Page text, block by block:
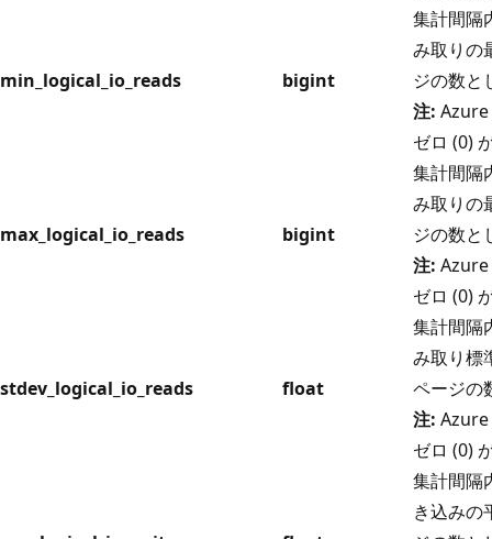
min_logical_io_reads bigint
集計間隔
み取りの
ジの数と
注: Azure
ゼロ (0)
max_logical_io_reads bigint
集計間隔
み取りの
ジの数と
注: Azure
ゼロ (0)
stdev_logical_io_reads float
集計間隔
み取り標
ページの
注: Azure
ゼロ (0)
集計間隔
き込みの